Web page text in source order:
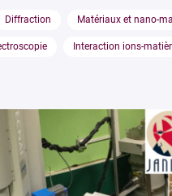
Diffraction Matériaux et nano-
Interaction ions-